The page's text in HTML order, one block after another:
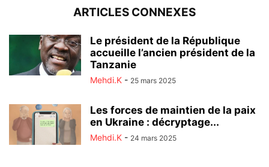
ARTICLES CONNEXES
Le président de la République
accueille l’ancien président de la
Tanzanie
Mehdi.K - 25 mars 2025
Les forces de maintien de la paix
en Ukraine : décryptage...
Mehdi.K - 24 mars 2025